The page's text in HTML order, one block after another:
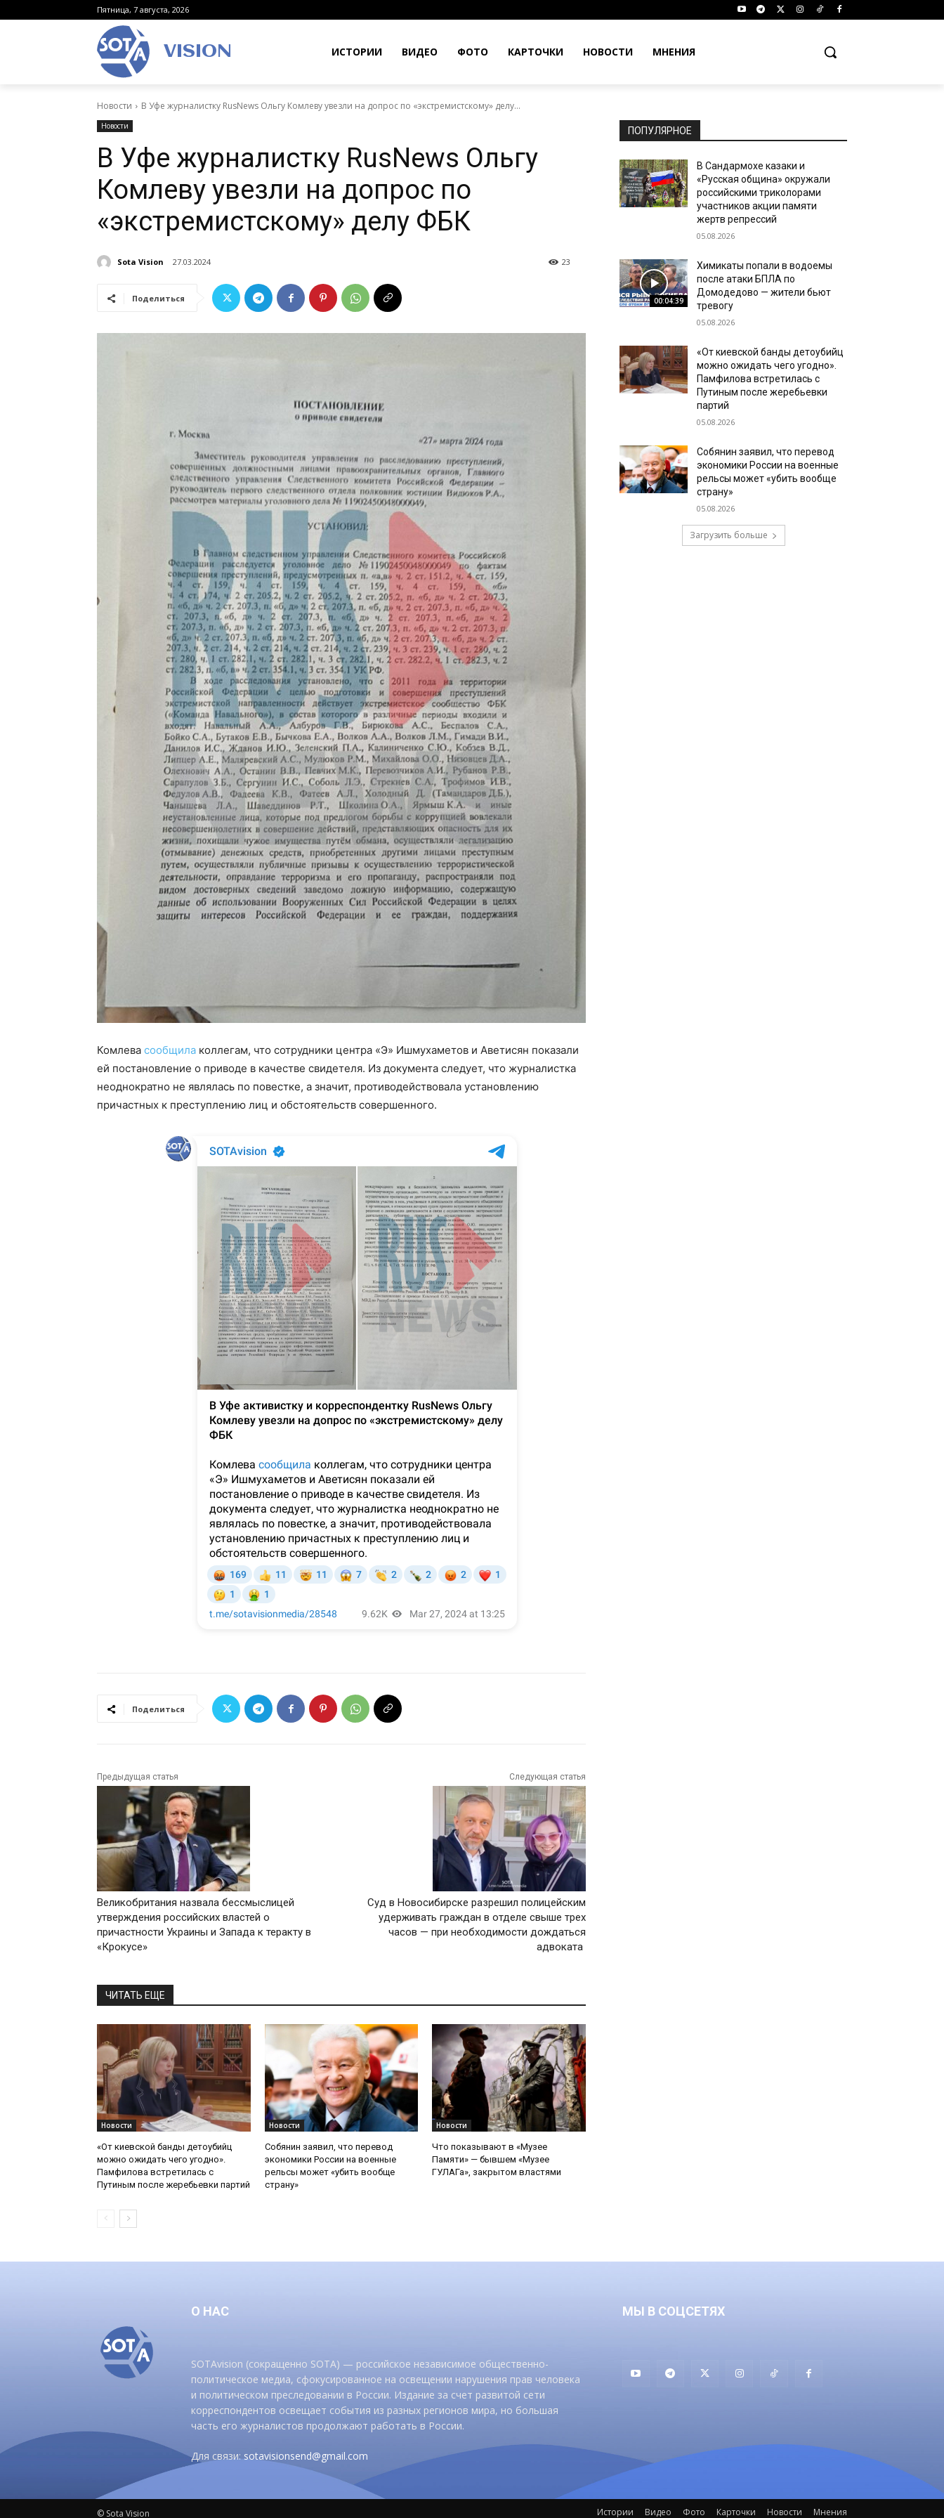
Пятница, 7 августа, 2026
VISION ИСТОРИИ ВИДЕО ФОТО КАРТОЧКИ НОВОСТИ МНЕНИЯ
Новости В Уфе журналистку RusNews Ольгу Комлеву увезли на допрос по «экстремистскому» делу...
Новости
В Уфе журналистку RusNews Ольгу
Комлеву увезли на допрос по
«экстремистскому» делу ФБК
Sota Vision 27.03.2024 23
Поделиться
Комлева сообщила коллегам, что сотрудники центра «Э» Ишмухаметов и Аветисян показали
ей постановление о приводе в качестве свидетеля. Из документа следует, что журналистка
неоднократно не являлась по повестке, а значит, противодействовала установлению
причастных к преступлению лиц и обстоятельств совершенного.
Поделиться
Предыдущая статья
Великобритания назвала бессмыслицей
утверждения российских властей о
причастности Украины и Запада к теракту в
«Крокусе»
Следующая статья
Суд в Новосибирске разрешил полицейским
удерживать граждан в отделе свыше трех
часов — при необходимости дождаться
адвоката
ЧИТАТЬ ЕЩЕ
Новости
«От киевской банды детоубийц
можно ожидать чего угодно».
Памфилова встретилась с
Путиным после жеребьевки партий
Новости
Собянин заявил, что перевод
экономики России на военные
рельсы может «убить вообще
страну»
Новости
Что показывают в «Музее
Памяти» — бывшем «Музее
ГУЛАГа», закрытом властями
ПОПУЛЯРНОЕ
В Сандармохе казаки и
«Русская община» окружали
российскими триколорами
участников акции памяти
жертв репрессий
05.08.2026
00:04:39
Химикаты попали в водоемы
после атаки БПЛА по
Домодедово — жители бьют
тревогу
05.08.2026
«От киевской банды детоубийц
можно ожидать чего угодно».
Памфилова встретилась с
Путиным после жеребьевки
партий
05.08.2026
Собянин заявил, что перевод
экономики России на военные
рельсы может «убить вообще
страну»
05.08.2026
Загрузить больше
О НАС
SOTAvision (сокращенно SOTA) — российское независимое общественно-
политическое медиа, сфокусированное на освещении нарушения прав человека
и политическом преследовании в России. Издание за счет развитой сети
корреспондентов освещает события из разных регионов мира, но большая
часть его журналистов продолжают работать в России.
Для связи:sotavisionsend@gmail.com
МЫ В СОЦСЕТЯХ
© Sota Vision Истории Видео Фото Карточки Новости Мнения